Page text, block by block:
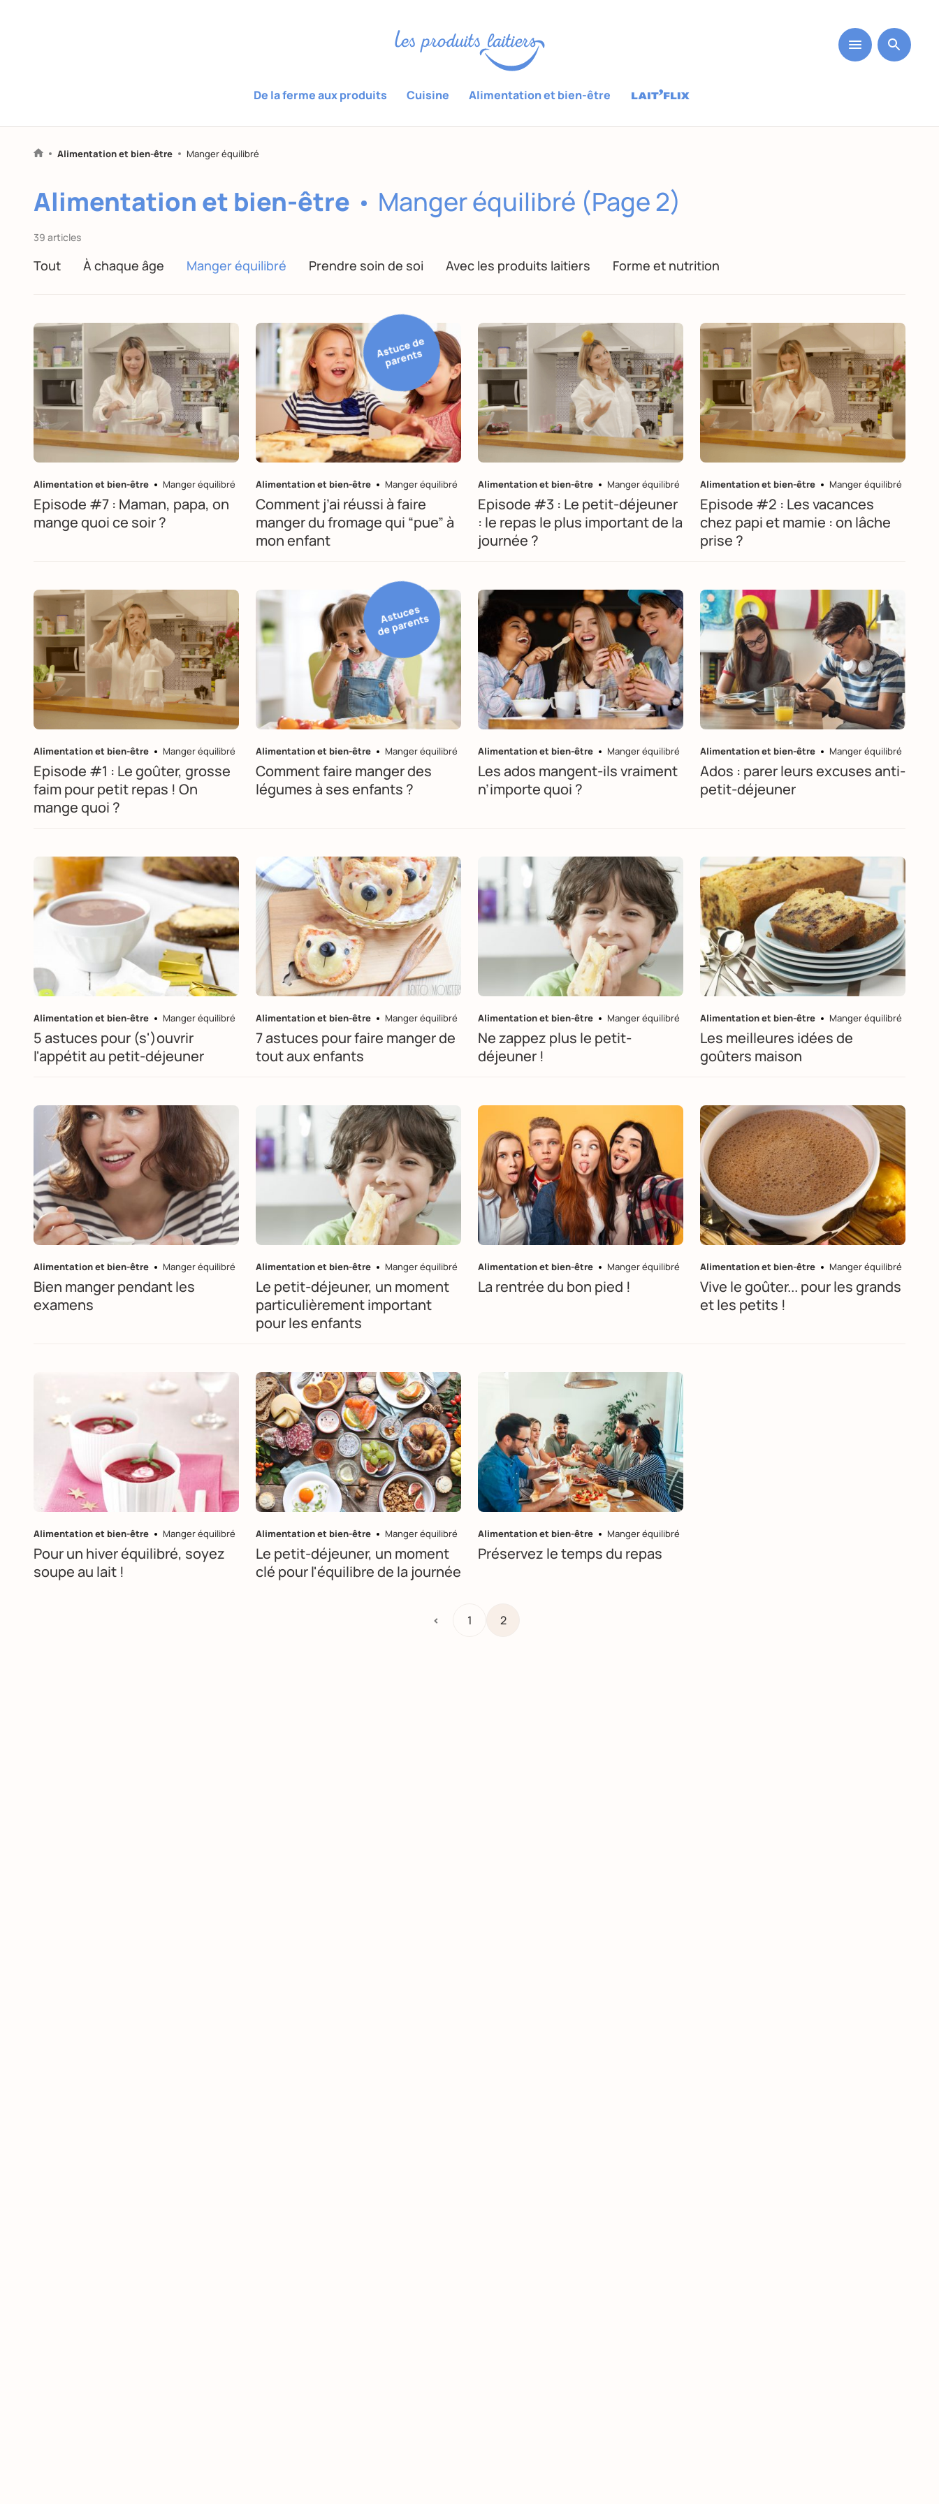
De la ferme aux produits Cuisine Alimentation et bien-être
Alimentation et bien-être Manger équilibré
Alimentation et bien-être Manger équilibré (Page 2)
39 articles
Tout À chaque âge Manger équilibré Prendre soin de soi Avec les produits laitiers Forme et nutrition
Alimentation et bien-être Manger équilibré
Episode #7 : Maman, papa, on
mange quoi ce soir ?
A
st
u
c
e
d
e
p
ar
e
nt
s
Alimentation et bien-être Manger équilibré
Comment j’ai réussi à faire
manger du fromage qui “pue” à
mon enfant
Alimentation et bien-être Manger équilibré
Episode #3 : Le petit-déjeuner
: le repas le plus important de la
journée ?
Alimentation et bien-être Manger équilibré
Episode #2 : Les vacances
chez papi et mamie : on lâche
prise ?
Alimentation et bien-être Manger équilibré
Episode #1 : Le goûter, grosse
faim pour petit repas ! On
mange quoi ?
A
st
u
c
e
s
d
e
p
ar
e
nt
s
Alimentation et bien-être Manger équilibré
Comment faire manger des
légumes à ses enfants ?
Alimentation et bien-être Manger équilibré
Les ados mangent-ils vraiment
n’importe quoi ?
Alimentation et bien-être Manger équilibré
Ados : parer leurs excuses anti-
petit-déjeuner
Alimentation et bien-être Manger équilibré
5 astuces pour (s')ouvrir
l'appétit au petit-déjeuner
Alimentation et bien-être Manger équilibré
7 astuces pour faire manger de
tout aux enfants
Alimentation et bien-être Manger équilibré
Ne zappez plus le petit-
déjeuner !
Alimentation et bien-être Manger équilibré
Les meilleures idées de
goûters maison
Alimentation et bien-être Manger équilibré
Bien manger pendant les
examens
Alimentation et bien-être Manger équilibré
Le petit-déjeuner, un moment
particulièrement important
pour les enfants
Alimentation et bien-être Manger équilibré
La rentrée du bon pied !
Alimentation et bien-être Manger équilibré
Vive le goûter... pour les grands
et les petits !
Alimentation et bien-être Manger équilibré
Pour un hiver équilibré, soyez
soupe au lait !
Alimentation et bien-être Manger équilibré
Le petit-déjeuner, un moment
clé pour l'équilibre de la journée
Alimentation et bien-être Manger équilibré
Préservez le temps du repas
< 1 2